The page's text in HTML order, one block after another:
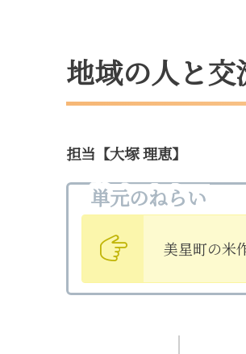
地域の人と
担当【大塚 理恵】
単元のねらい
美星町の米